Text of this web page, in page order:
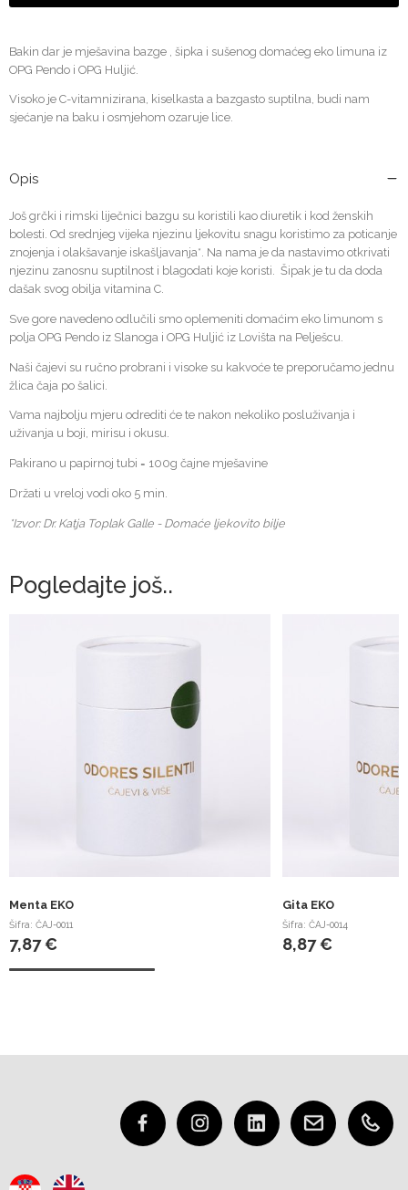
Bakin dar je mješavina bazge , šipka i sušenog domaćeg eko limuna iz
OPG Pendo i OPG Huljić.
Visoko je C-vitamnizirana, kiselkasta a bazgasto suptilna, budi nam
sjećanje na baku i osmjehom ozaruje lice.
Opis
Još grčki i rimski liječnici bazgu su koristili kao diuretik i kod ženskih
bolesti. Od srednjeg vijeka njezinu ljekovitu snagu koristimo za poticanje
znojenja i olakšavanje iskašljavanja*. Na nama je da nastavimo otkrivati
njezinu zanosnu suptilnost i blagodati koje koristi.
Šipak je tu da doda
dašak svog obilja vitamina C.
Sve gore navedeno odlučili smo oplemeniti domaćim eko limunom s
polja OPG Pendo iz Slanoga i OPG Huljić iz Lovišta na Pelješcu.
Naši čajevi su ručno probrani i visoke su kakvoće te preporučamo jednu
žlica čaja po šalici.
Vama najbolju mjeru odrediti će te nakon nekoliko posluživanja i
uživanja u boji, mirisu i okusu.
Pakirano u papirnoj tubi = 100g čajne mješavine
Držati u vreloj vodi oko 5 min.
*Izvor: Dr. Katja Toplak Galle - Domaće ljekovito bilje
Pogledajte još..
Menta EKO
Šifra: ČAJ-0011
7,87 €
Gita EKO
Šifra: ČAJ-0014
8,87 €